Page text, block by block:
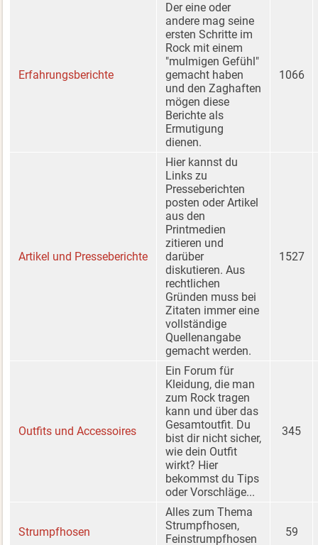
Erfahrungsberichte
Der eine oder
andere mag seine
ersten Schritte im
Rock mit einem
"mulmigen Gefühl"
gemacht haben
und den Zaghaften
mögen diese
Berichte als
Ermutigung
dienen.
1066
Artikel und Presseberichte
Hier kannst du
Links zu
Presseberichten
posten oder Artikel
aus den
Printmedien
zitieren und
darüber
diskutieren. Aus
rechtlichen
Gründen muss bei
Zitaten immer eine
vollständige
Quellenangabe
gemacht werden.
1527
Outfits und Accessoires
Ein Forum für
Kleidung, die man
zum Rock tragen
kann und über das
Gesamtoutfit. Du
bist dir nicht sicher,
wie dein Outfit
wirkt? Hier
bekommst du Tips
oder Vorschläge...
345
Strumpfhosen
Alles zum Thema
Strumpfhosen,
Feinstrumpfhosen
59